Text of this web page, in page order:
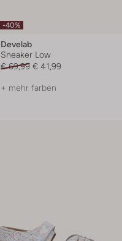
-40%
Develab
Sneaker Low
€ 69,99 € 41,99
+ mehr farben